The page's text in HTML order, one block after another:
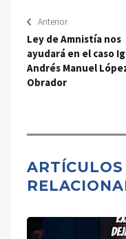
Anterior
Ley de Amnistía nos
ayudará en el caso
Andrés Manuel
Obrador
ARTÍCULOS